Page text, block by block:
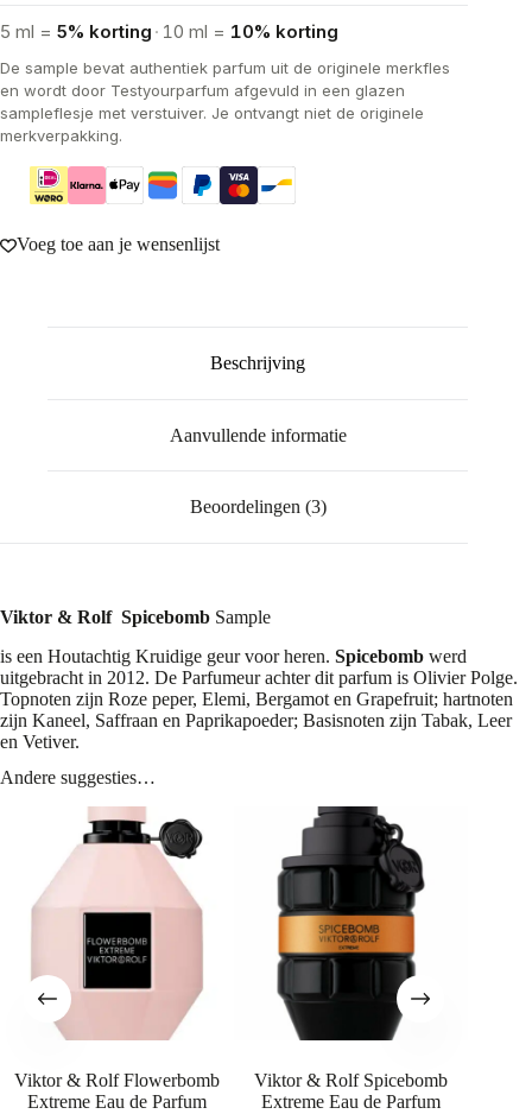
5 ml = 5% korting · 10 ml = 10% korting
De sample bevat authentiek parfum uit de originele merkfles
en wordt door Testyourparfum afgevuld in een glazen
sampleflesje met verstuiver. Je ontvangt niet de originele
merkverpakking.
Voeg toe aan je wensenlijst
Beschrijving
Aanvullende informatie
Beoordelingen (3)
Viktor & Rolf Spicebomb Sample
is een Houtachtig Kruidige geur voor heren. Spicebomb werd
uitgebracht in 2012. De Parfumeur achter dit parfum is Olivier Polge.
Topnoten zijn Roze peper, Elemi, Bergamot en Grapefruit; hartnoten
zijn Kaneel, Saffraan en Paprikapoeder; Basisnoten zijn Tabak, Leer
en Vetiver.
Andere suggesties…
Viktor & Rolf Flowerbomb
Extreme Eau de Parfum
Viktor & Rolf Spicebomb
Extreme Eau de Parfum